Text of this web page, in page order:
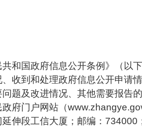
和国政府信息公开条例》（以
收到和处理政府信息公开申请
题及改进情况、其他需要报
府门户网站（
伸段工信大厦；邮编：734000